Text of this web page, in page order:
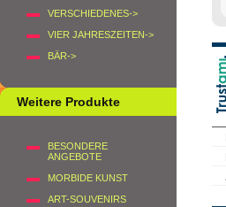
VERSCHIEDENES->
VIER JAHRESZEITEN->
BÄR->
Weitere Produkte
BESONDERE
ANGEBOTE
MORBIDE KUNST
ART-SOUVENIRS